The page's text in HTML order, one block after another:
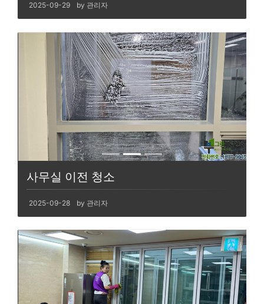
2025-09-29 by 관리자
사무실 이전 청소
2025-09-28 by 관리자